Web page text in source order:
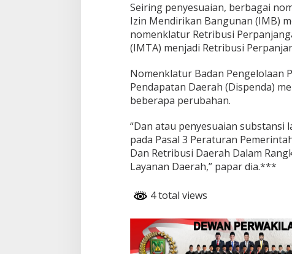
Seiring penyesuaian, berbagai
Izin Mendirikan Bangunan (IMB)
nomenklatur Retribusi
(IMTA) menjadi Retribusi
Nomenklatur Badan Pengelolaan
Pendapatan Daerah (Dispenda)
beberapa perubahan.
“Dan atau penyesuaian
pada Pasal 3 Peraturan
Dan Retribusi Daerah Dalam
Layanan Daerah,” papar dia.***
4 total views